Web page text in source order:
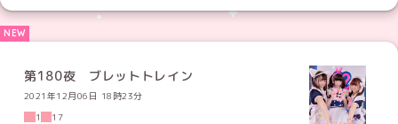
第180夜 ブレットトレイン
2021年12月06日 18時23分
1
17